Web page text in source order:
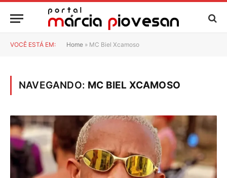
VOCÊ ESTÁ EM: Home » MC Biel Xcamoso
NAVEGANDO: MC BIEL XCAMOSO